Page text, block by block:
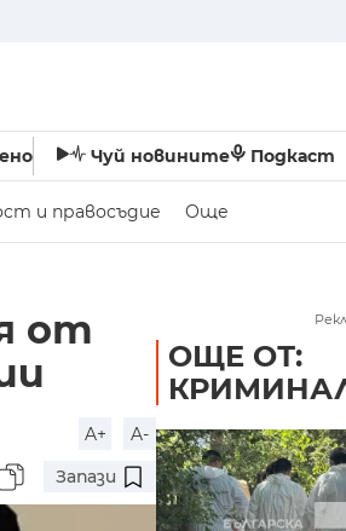
Чуй новините Подкаст
и правосъдие Още
от
A+
A-
Запази
ОЩЕ ОТ: